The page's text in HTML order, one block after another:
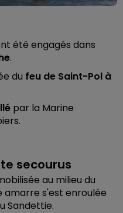
été engagés dans
.
du feu de Saint-Pol à
par la Marine
secourus
au milieu du
amarre s'est enroulée
Sandettie.